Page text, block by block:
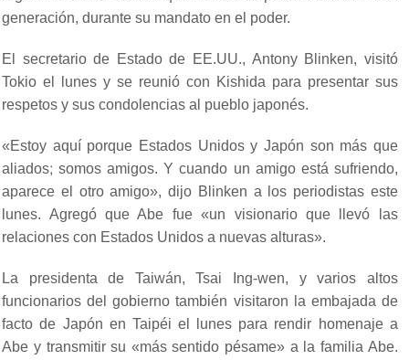
generación, durante su mandato en el poder.
El secretario de Estado de EE.UU., Antony Blinken, visitó
Tokio el lunes y se reunió con Kishida para presentar sus
respetos y sus condolencias al pueblo japonés.
«Estoy aquí porque Estados Unidos y Japón son más que
aliados; somos amigos. Y cuando un amigo está sufriendo,
aparece el otro amigo», dijo Blinken a los periodistas este
lunes. Agregó que Abe fue «un visionario que llevó las
relaciones con Estados Unidos a nuevas alturas».
La presidenta de Taiwán, Tsai Ing-wen, y varios altos
funcionarios del gobierno también visitaron la embajada de
facto de Japón en Taipéi el lunes para rendir homenaje a
Abe y transmitir su «más sentido pésame» a la familia Abe.